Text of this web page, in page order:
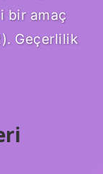
bir amaç
Geçerlilik